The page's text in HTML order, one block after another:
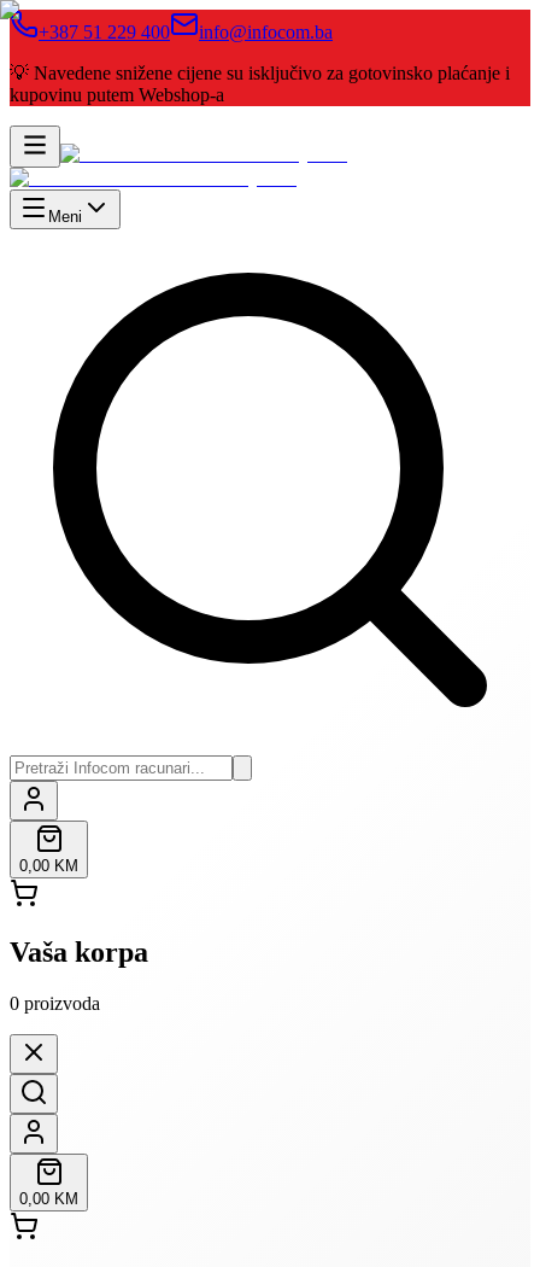
+387 51 229 400
info@infocom.ba
💡 Navedene snižene cijene su isključivo za gotovinsko plaćanje i
kupovinu putem Webshop-a
Meni
0,00 KM
Vaša korpa
0 proizvoda
0,00 KM